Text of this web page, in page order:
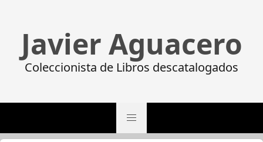
Javier Aguacero
Coleccionista de Libros descatalogados